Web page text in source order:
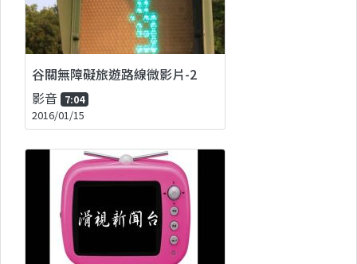
谷關無障礙旅遊路線微影片-2
影音 7:04
2016/01/15